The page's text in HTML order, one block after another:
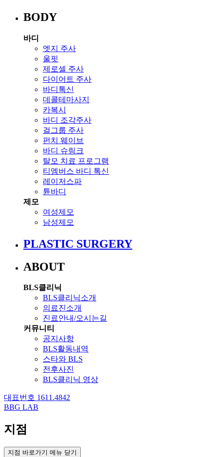
BODY
바디
엣지 주사
울핏
제로셀 주사
다이어트 주사
바디톡신
데콜테마사지
카복시
바디 조각주사
걸그룹 주사
펀치 웨이브
바디 슈링크
탈모 치료 프로그램
티엠버스 바디 톡신
레이저스파
튠바디
제모
여성제모
남성제모
PLASTIC SURGERY
ABOUT
BLS클리닉
BLS클리닉소개
의료진소개
진료안내/오시는길
커뮤니티
공지사항
BLS활동내역
스타와 BLS
전후사진
BLS클리닉 영상
대표번호 1611.4842
BBG LAB
지점
지점 바로가기 메뉴 닫기